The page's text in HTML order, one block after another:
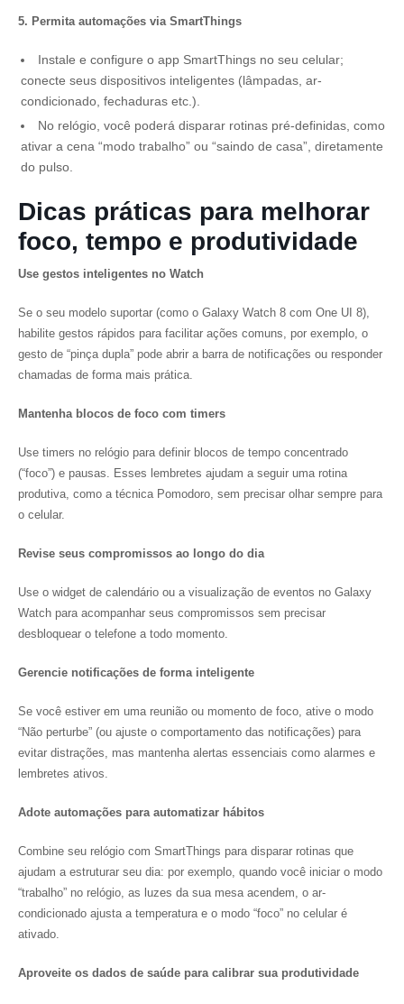
5. Permita automações via SmartThings
Instale e configure o app SmartThings no seu celular;
conecte seus dispositivos inteligentes (lâmpadas, ar-
condicionado, fechaduras etc.).
No relógio, você poderá disparar rotinas pré-definidas, como
ativar a cena “modo trabalho” ou “saindo de casa”, diretamente
do pulso.
Dicas práticas para melhorar
foco, tempo e produtividade
Use gestos inteligentes no Watch
Se o seu modelo suportar (como o Galaxy Watch 8 com One UI 8),
habilite gestos rápidos para facilitar ações comuns, por exemplo, o
gesto de “pinça dupla” pode abrir a barra de notificações ou responder
chamadas de forma mais prática.
Mantenha blocos de foco com timers
Use timers no relógio para definir blocos de tempo concentrado
(“foco”) e pausas. Esses lembretes ajudam a seguir uma rotina
produtiva, como a técnica Pomodoro, sem precisar olhar sempre para
o celular.
Revise seus compromissos ao longo do dia
Use o widget de calendário ou a visualização de eventos no Galaxy
Watch para acompanhar seus compromissos sem precisar
desbloquear o telefone a todo momento.
Gerencie notificações de forma inteligente
Se você estiver em uma reunião ou momento de foco, ative o modo
“Não perturbe” (ou ajuste o comportamento das notificações) para
evitar distrações, mas mantenha alertas essenciais como alarmes e
lembretes ativos.
Adote automações para automatizar hábitos
Combine seu relógio com SmartThings para disparar rotinas que
ajudam a estruturar seu dia: por exemplo, quando você iniciar o modo
“trabalho” no relógio, as luzes da sua mesa acendem, o ar-
condicionado ajusta a temperatura e o modo “foco” no celular é
ativado.
Aproveite os dados de saúde para calibrar sua produtividade